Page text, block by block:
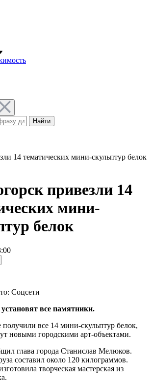
Найти
14 тематических мини-скульптур белок
привезли 14
мини-
белок
Соцсети
все памятники.
получили все 14 мини-скульптур белок,
новыми городскими арт-объектами.
глава города Станислав Мелюков.
составил около 120 килограммов.
творческая мастерская из